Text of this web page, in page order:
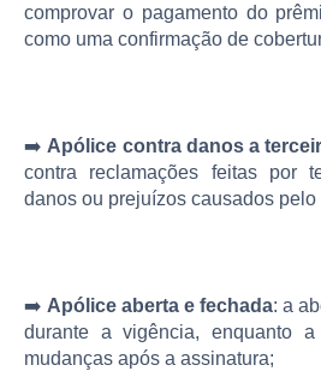
comprovar o pagamento do
como uma confirmação de
➡️ Apólice contra danos a
contra reclamações feitas por
danos ou prejuízos causados pelo
➡️ Apólice aberta e fechada: a
durante a vigência, enquanto
mudanças após a assinatura;